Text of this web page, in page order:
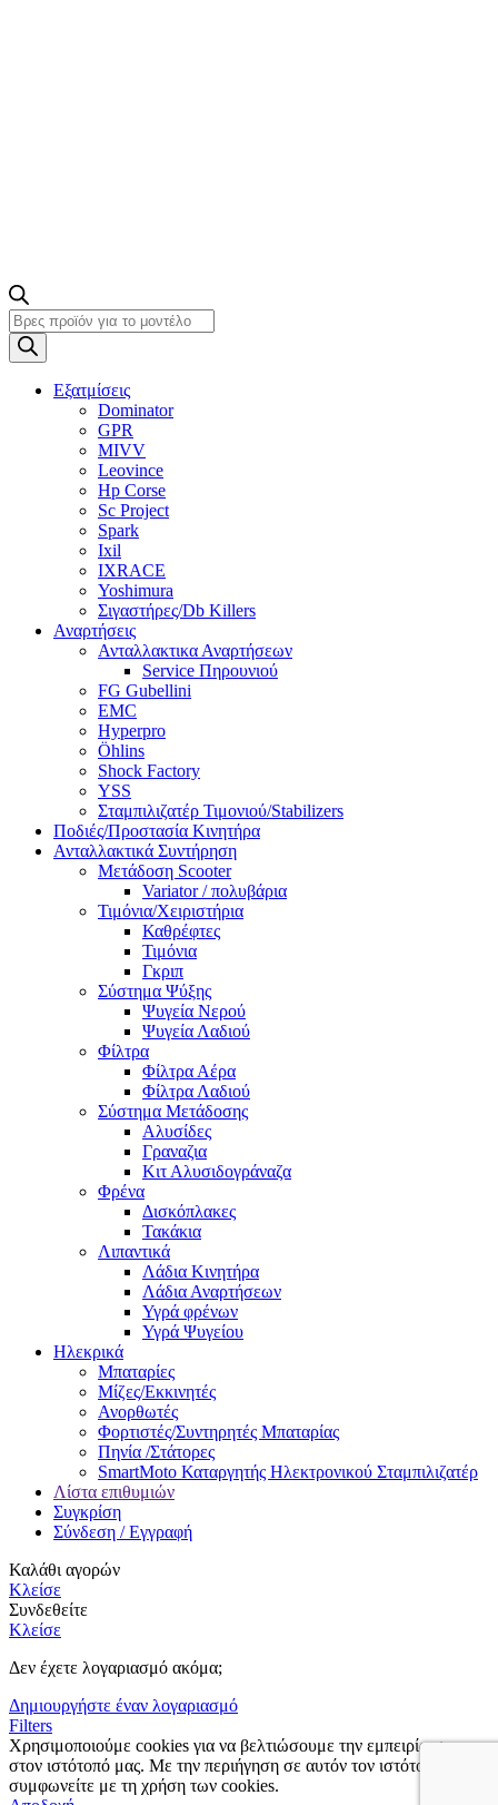
Products
search
Εξατμίσεις
Dominator
GPR
MIVV
Leovince
Hp Corse
Sc Project
Spark
Ixil
IXRACE
Yoshimura
Σιγαστήρες/Db Killers
Αναρτήσεις
Ανταλλακτικα Αναρτήσεων
Service Πηρουνιού
FG Gubellini
EMC
Hyperpro
Öhlins
Shock Factory
YSS
Σταμπιλιζατέρ Τιμονιού/Stabilizers
Ποδιές/Προστασία Κινητήρα
Ανταλλακτικά Συντήρηση
Μετάδοση Scooter
Variator / πολυβάρια
Τιμόνια/Χειριστήρια
Καθρέφτες
Τιμόνια
Γκριπ
Σύστημα Ψύξης
Ψυγεία Νερού
Ψυγεία Λαδιού
Φίλτρα
Φίλτρα Αέρα
Φίλτρα Λαδιού
Σύστημα Μετάδοσης
Αλυσίδες
Γραναζια
Κιτ Αλυσιδογράναζα
Φρένα
Δισκόπλακες
Τακάκια
Λιπαντικά
Λάδια Κινητήρα
Λάδια Αναρτήσεων
Υγρά φρένων
Υγρά Ψυγείου
Ηλεκρικά
Μπαταρίες
Μίζες/Εκκινητές
Ανορθωτές
Φορτιστές/Συντηρητές Μπαταρίας
Πηνία /Στάτορες
SmartMoto Καταργητής Ηλεκτρονικού Σταμπιλιζατέρ
Λίστα επιθυμιών
Συγκρίση
Σύνδεση / Εγγραφή
Καλάθι αγορών
Κλείσε
Συνδεθείτε
Κλείσε
Δεν έχετε λογαριασμό ακόμα;
Δημιουργήστε έναν λογαριασμό
Filters
Χρησιμοποιούμε cookies για να βελτιώσουμε την εμπειρία σας
στον ιστότοπό μας. Με την περιήγηση σε αυτόν τον ιστότοπο,
συμφωνείτε με τη χρήση των cookies.